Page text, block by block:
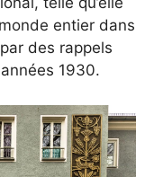
entier dans
des rappels
1930.